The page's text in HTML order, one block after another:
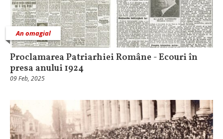
An omagial
Proclamarea Patriarhiei Române - Ecouri în
presa anului 1924
09 Feb, 2025